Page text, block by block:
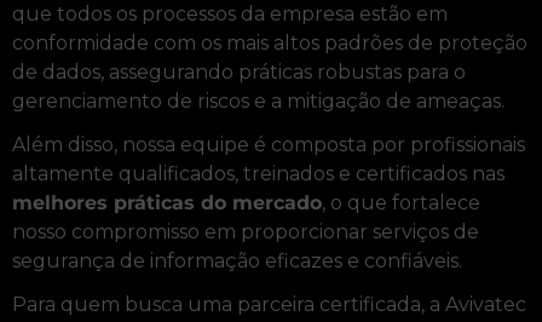
que todos os processos da empresa estão em
conformidade com os mais altos padrões de proteção
de dados, assegurando práticas robustas para o
gerenciamento de riscos e a mitigação de ameaças.
Além disso, nossa equipe é composta por profissionais
altamente qualificados, treinados e certificados nas
melhores práticas do mercado, o que fortalece
nosso compromisso em proporcionar serviços de
segurança de informação eficazes e confiáveis.
Para quem busca uma parceira certificada, a Avivatec